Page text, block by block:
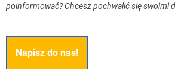
poinformować? Chcesz pochwalić się swoimi
Napisz do nas!